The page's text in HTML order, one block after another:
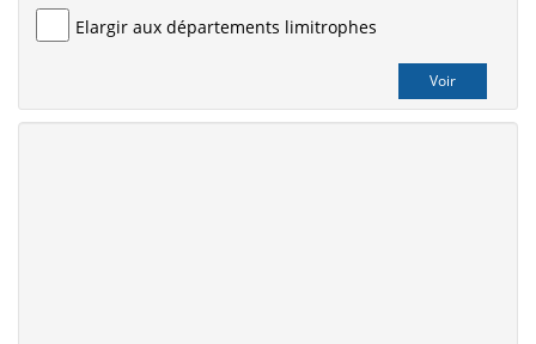
Elargir aux départements limitrophes